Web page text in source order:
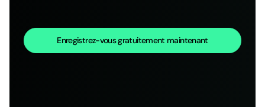
Enregistrez-vous gratuitement maintenant